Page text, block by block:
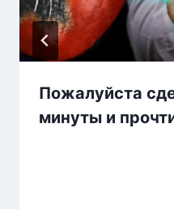
Пожалуйста
минуты и